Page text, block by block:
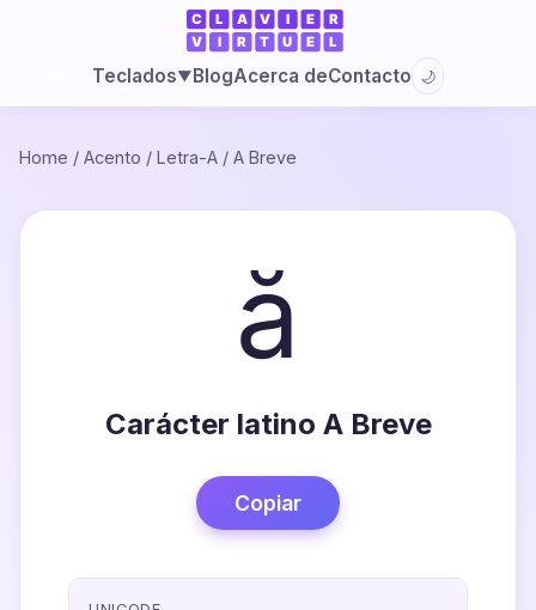
Teclados▼BlogAcerca deContacto 🌙
Home / Acento / Letra-A / A Breve
ă
Carácter latino A Breve
Copiar